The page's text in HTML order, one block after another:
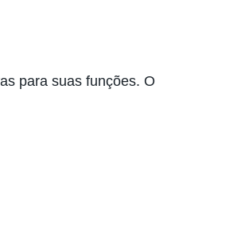
para suas funções. O